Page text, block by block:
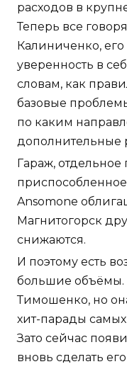
расходов в
Теперь все
Калиниченко,
уверенность в
словам, как
базовые
по каким
дополнительные
Гараж,
Ansomone
Магнитогорск
снижаются.
И поэтому есть
большие объёмы.
Тимошенко, но
хит-парады
Зато сейчас
вновь сделать